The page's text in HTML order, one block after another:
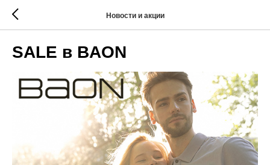
Новости и акции
SALE в BAON